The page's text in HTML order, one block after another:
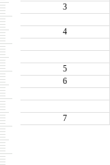
3
4
5
6
7